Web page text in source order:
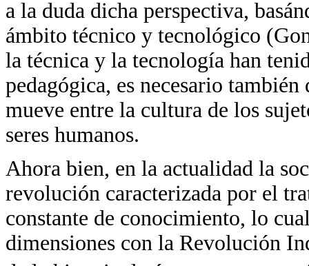
a la duda dicha perspectiva,
ámbito técnico y tecnológico
la técnica y la tecnología han
pedagógica, es necesario
mueve entre la cultura de los
seres humanos.
Ahora bien, en la actualidad la
revolución caracterizada por el
constante de conocimiento, lo
dimensiones con la Revolución